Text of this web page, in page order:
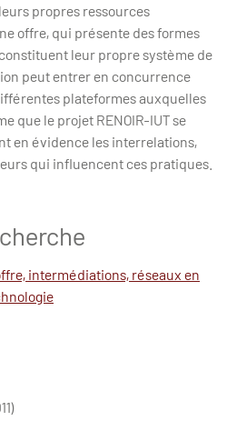
propres ressources
offre, qui présente des formes
leur propre système de
peut entrer en concurrence
plateformes auxquelles
que le projet RENOIR-IUT se
en évidence les interrelations,
qui influencent ces pratiques.
intermédiations, réseaux en